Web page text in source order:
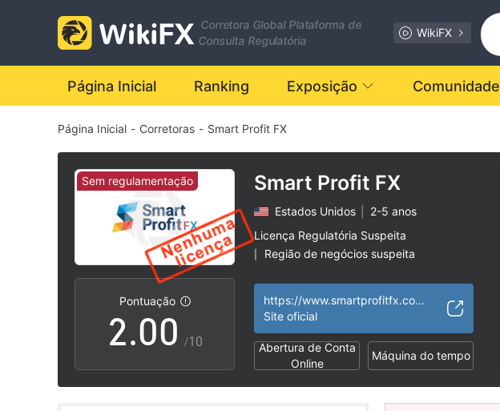
Corretora Global Plataforma de
Consulta Regulatória
WikiFX
Página Inicial Ranking Exposição Comunidade
Página Inicial - Corretoras - Smart Profit FX
Sem regulamentação
Pontuação
0
1
2
3
.0
1
0
1
/10
Smart Profit FX
Estados Unidos
2-5 anos
Licença Regulatória Suspeita
Região de negócios suspeita
https://www.smartprofitfx.com/
Site oficial
Abertura de Conta
Online
Máquina do tempo